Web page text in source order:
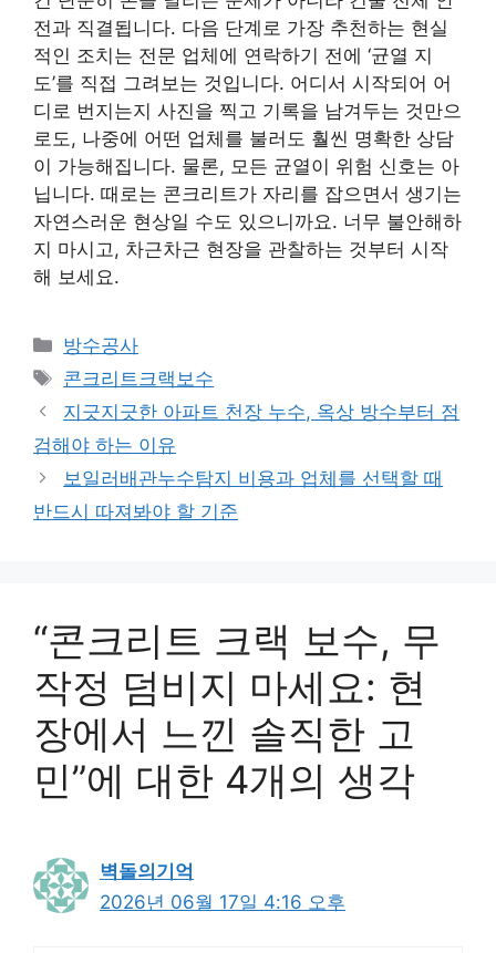
전과 직결됩니다. 다음 단계로 가장 추천하는 현실
적인 조치는 전문 업체에 연락하기 전에 ‘균열 지
도’를 직접 그려보는 것입니다. 어디서 시작되어 어
디로 번지는지 사진을 찍고 기록을 남겨두는 것만으
로도, 나중에 어떤 업체를 불러도 훨씬 명확한 상담
이 가능해집니다. 물론, 모든 균열이 위험 신호는 아
닙니다. 때로는 콘크리트가 자리를 잡으면서 생기는
자연스러운 현상일 수도 있으니까요. 너무 불안해하
지 마시고, 차근차근 현장을 관찰하는 것부터 시작
해 보세요.
카
테
리
방수공사
태
그
콘크리트크랙보수
지긋지긋한 아파트 천장 누수, 옥상 방수부터 점
검해야 하는 이유
보일러배관누수탐지 비용과 업체를 선택할 때
반드시 따져봐야 할 기준
“콘크리트 크랙 보수, 무
작정 덤비지 마세요: 현
장에서 느낀 솔직한 고
민”에 대한 4개의 생각
벽돌의기억
2026년 06월 17일 4:16 오후